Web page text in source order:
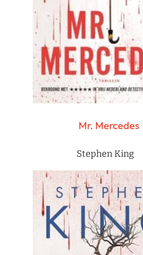
Mr. Mercedes
Stephen King